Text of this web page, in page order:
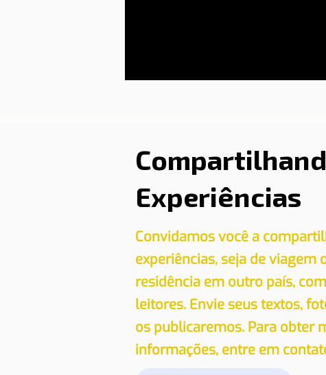
Experiências
Convidamos você a
experiências, seja de viagem
residência em outro país,
leitores. Envie seus textos,
os publicaremos. Para obter
informações, entre em